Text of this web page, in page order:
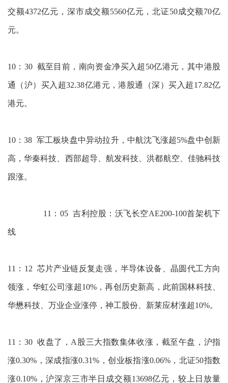
交额4372亿元，深市成交额5560亿元，北证50成交额70亿
元。
10：30 截至目前，南向资金净买入超50亿港元，其中港股
通（沪）买入超32.38亿港元，港股通（深）买入超17.82亿
港元。
10：38 军工板块盘中异动拉升，中航沈飞涨超5%盘中创新
高，华秦科技、西部超导、航发科技、洪都航空、佳驰科技
跟涨。
11：05 吉利控股：沃飞长空AE200-100首架机下
线
11：12 芯片产业链反复走强，半导体设备、晶圆代工方向
领涨，华虹公司涨超10%，再创历史新高，此前国林科技、
华懋科技、万业企业涨停，神工股份、新莱应材涨超10%。
11：30 收盘了，A股三大指数集体收涨，截至午盘，沪指
涨0.30%，深成指涨0.31%，创业板指涨0.06%，北证50指数
涨0.10%，沪深京三市半日成交额13698亿元，较上日放量